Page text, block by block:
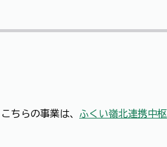
ちらの事業は、 ふくい嶺北連携中枢